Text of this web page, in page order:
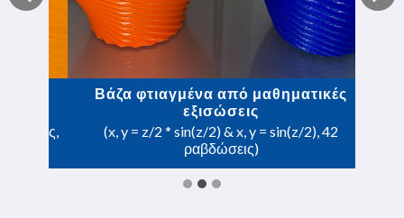
Βάζα φτιαγμένα από μαθηματικές
εξισώσεις
(x, y = z/2 * sin(z/2) & x, y = sin(z/2), 42
ραβδώσεις)